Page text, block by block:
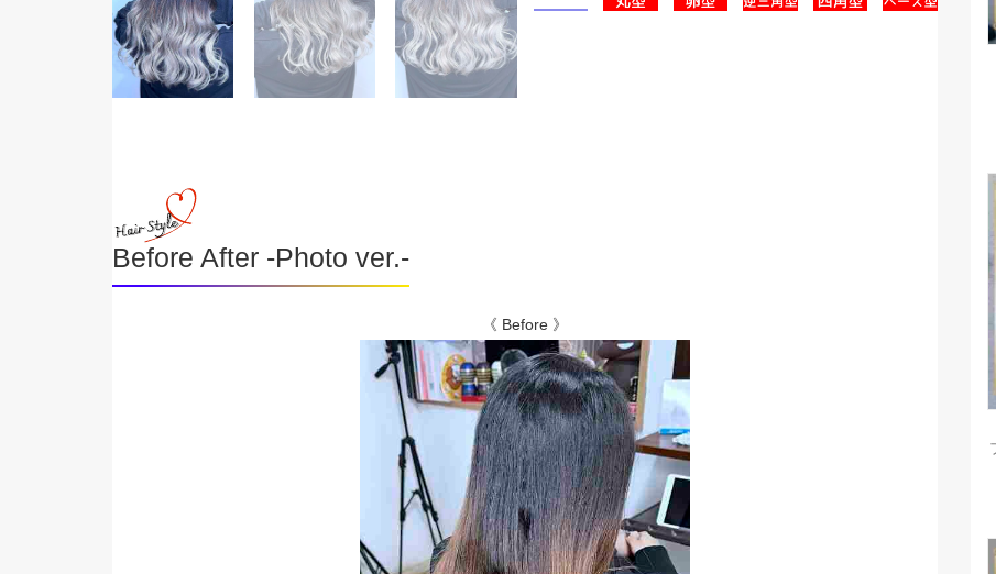
Before After -Photo ver.-
《 Before 》